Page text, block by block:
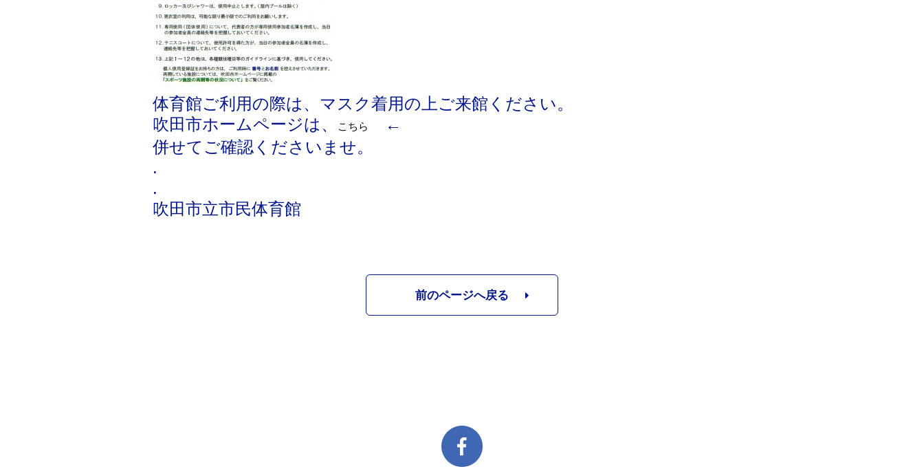
体育館ご利用の際は、マスク着用の上ご来館ください。
吹田市ホームページは、
こちら
←
併せてご確認くださいませ。
.
.
吹田市立市民体育館
前のページへ戻る